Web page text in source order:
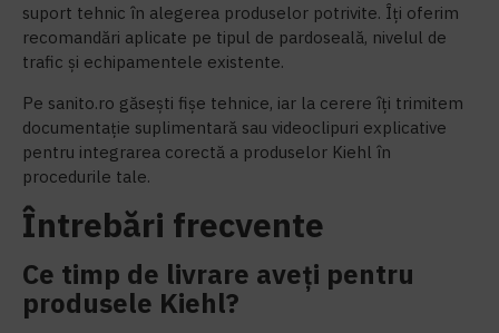
suport tehnic în alegerea produselor potrivite. Îți oferim
recomandări aplicate pe tipul de pardoseală, nivelul de
trafic și echipamentele existente.
Pe sanito.ro găsești fișe tehnice, iar la cerere îți trimitem
documentație suplimentară sau videoclipuri explicative
pentru integrarea corectă a produselor Kiehl în
procedurile tale.
Întrebări frecvente
Ce timp de livrare aveți pentru
produsele Kiehl?